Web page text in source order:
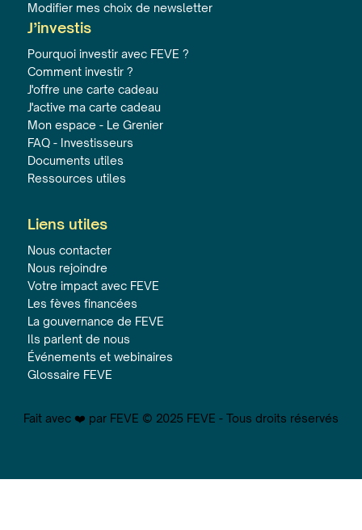
Modifier mes choix de newsletter
J’investis
Pourquoi investir avec FEVE ?
Comment investir ?
J'offre une carte cadeau
J'active ma carte cadeau
Mon espace - Le Grenier
FAQ - Investisseurs
Documents utiles
Ressources utiles
Liens utiles
Nous contacter
Nous rejoindre
Votre impact avec FEVE
Les fèves financées
La gouvernance de FEVE
Ils parlent de nous
Événements et webinaires
Glossaire FEVE
Fait avec ❤️ par FEVE © 2025 FEVE - Tous droits réservés